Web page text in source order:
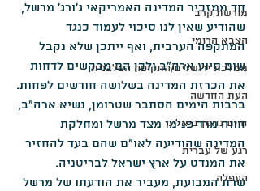
מורשת קרב
הצבא הרומי
ממלכת ירושלים/התקופה הצלבנית
העת החדשה
חיים נחמן ביאליק
רגע של עברית
העפלה
חד ממזכיר המדינה האמריקאי ג'ורג' מרשל,
שהודיע שאין לנו סיכוי לעמוד כנגד
המתקפה הערבית, ואף ייתכן שלא נקבל
שום סיוע ארה"ב ולכן הם מבקשים לדחות
את הכרזת המדינה בשלושה חודשים לפחות.
ברבות הימים הסתבר שטרומן, נשיא ארה"ב,
חווה מרד פנימי מצד מרשל ומחלקת
המדינה שהודיעה לאו"ם שהם בעד להחזיר
את המנדט על ארץ ישראל לבריטניה.
שרת המבועת, מעביר את הודעתו של מרשל